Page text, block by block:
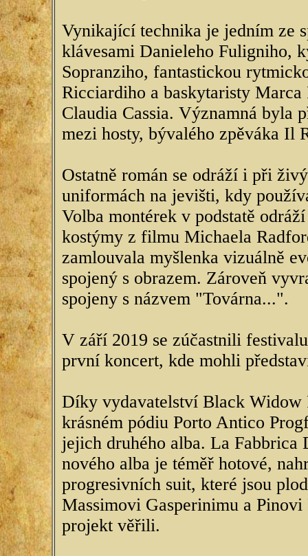
Vynikající technika je jedním ze
klávesami Danieleho Fuligniho,
Sopranziho, fantastickou
Ricciardiho a baskytaristy
Claudia Cassia. Významná byla
mezi hosty, bývalého zpěváka Il
Ostatně román se odráží i při
uniformách na jevišti, kdy
Volba montérek v podstatě
kostýmy z filmu Michaela
zamlouvala myšlenka vizuálně
spojený s obrazem. Zároveň
spojeny s názvem "Továrna...".
V září 2019 se zúčastnili
první koncert, kde mohli
Díky vydavatelství Black Widow
krásném pódiu Porto Antico
jejich druhého alba. La
nového alba je téměř hotové,
progresivních suit, které jsou
Massimovi Gasperinimu a
projekt věřili.